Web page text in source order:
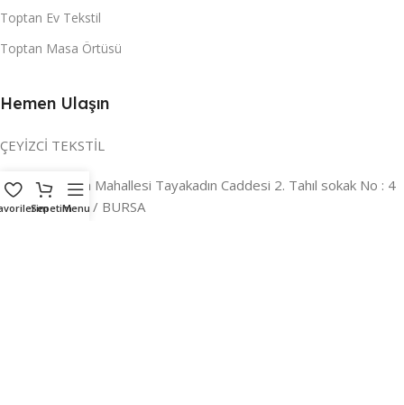
Toptan Ev Tekstil
Toptan Masa Örtüsü
Hemen Ulaşın
ÇEYİZCİ TEKSTİL
Adres:Reyhan Mahallesi Tayakadın Caddesi 2. Tahıl sokak No : 4
/ a Osmangazi / BURSA
SepetimMenu